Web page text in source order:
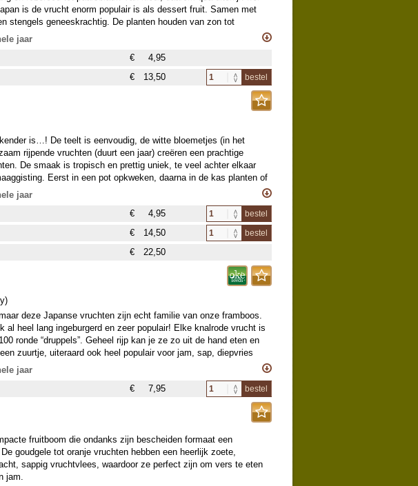
is de vrucht enorm populair is als dessert fruit. Samen met
stengels geneeskrachtig. De planten houden van zon tot
grond. De eerste jaren moet de plant wat op gang komen,
Af en toe snoeien is dan nodig en gunstig voor de bloei. De
met lila bloemen hebben naast de zoete tonen ook een
bloeit met mannelijke en vrouwelijke bloemen aan 1 plant.
jaar
€
4,95
€ 13,50 bestel
is…! De teelt is eenvoudig, de witte bloemetjes (in het
rijpende vruchten (duurt een jaar) creëren een prachtige
De smaak is tropisch en prettig uniek, te veel achter elkaar
Eerst in een pot opkweken, daarna in de kas planten of
tuin. De kleine boom is redelijk winterhard, tot -16°C. De groei in
in 5 jaar tot 2 meter, blijft steken op 3 meter hoogte, behalve op
met voldoende vocht, kan de boom tot maximaal 10
jaar
€ 4,95 bestel
€ 14,50 bestel
€ 22,50
)
deze Japanse vruchten zijn echt familie van onze framboos.
al heel lang ingeburgerd en zeer populair! Elke knalrode vrucht is
ronde “druppels”. Geheel rijp kan je ze zo uit de hand eten en
zuurtje, uiteraard ook heel populair voor jam, sap, diepvries
ongeveer 80-100 cm hoog, elk jaar het oude hout snoeien,
aan de stengels die in dat jaar gegroeid zijn.
jaar
€ 7,95 bestel
fruitboom die ondanks zijn bescheiden formaat een
goudgele tot oranje vruchten hebben een heerlijk zoete,
sappig vruchtvlees, waardoor ze perfect zijn om vers te eten
jam.